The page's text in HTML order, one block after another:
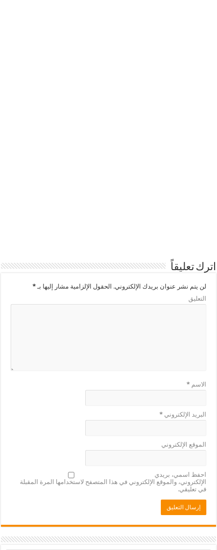
اترك تعليقاً
لن يتم نشر عنوان بريدك الإلكتروني. الحقول الإلزامية مشار إليها بـ*
التعليق
الاسم*
البريد الإلكتروني*
الموقع الإلكتروني
احفظ اسمي، بريدي
الإلكتروني، والموقع الإلكتروني في هذا المتصفح لاستخدامها المرة المقبلة
في تعليقي.